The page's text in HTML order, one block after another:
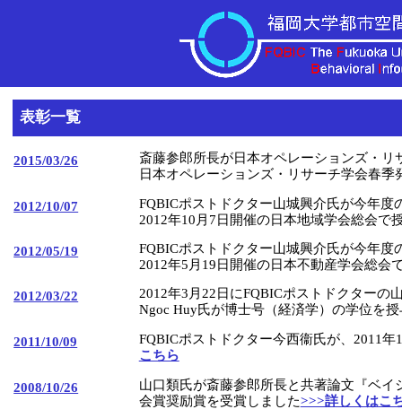
表彰一覧
2015/03/26
斎藤参郎所長が日本オペレーションズ・
日本オペレーションズ・リサーチ学会春
2012/10/07
FQBICポストドクター山城興介氏が今年
2012年10月7日開催の日本地域学会総会で
2012/05/19
FQBICポストドクター山城興介氏が今年
2012年5月19日開催の日本不動産学会総会
2012/03/22
2012年3月22日にFQBICポストドクターの
Ngoc Huy氏が博士号（経済学）の学位を
2011/10/09
FQBICポストドクター今西衞氏が、2011
こちら
2008/10/26
山口類氏が斎藤参郎所長と共著論文『ベ
会賞奨励賞を受賞しました>>>詳しくはこ